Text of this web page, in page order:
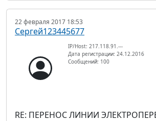
22 февраля 2017 18:53
Сергей123445677
IP/Host: 217.118.91.---
Дата регистрации: 24.12.2016
Сообщений: 100
RE: ПЕРЕНОС ЛИНИИ